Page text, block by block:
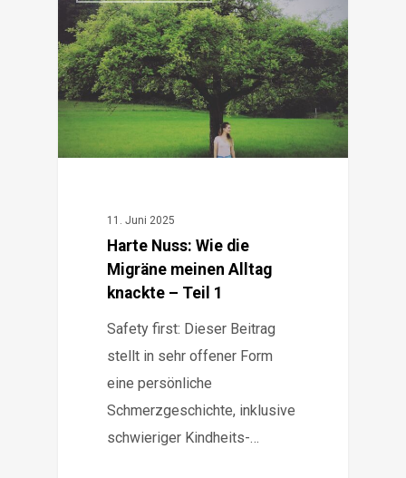
11. Juni 2025
Harte Nuss: Wie die
Migräne meinen Alltag
knackte – Teil 1
Safety first: Dieser Beitrag
stellt in sehr offener Form
eine persönliche
Schmerzgeschichte, inklusive
schwieriger Kindheits-…